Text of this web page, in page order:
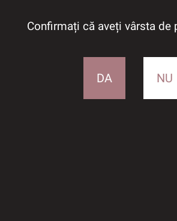
Confirmați că aveți vârsta de
DA NU